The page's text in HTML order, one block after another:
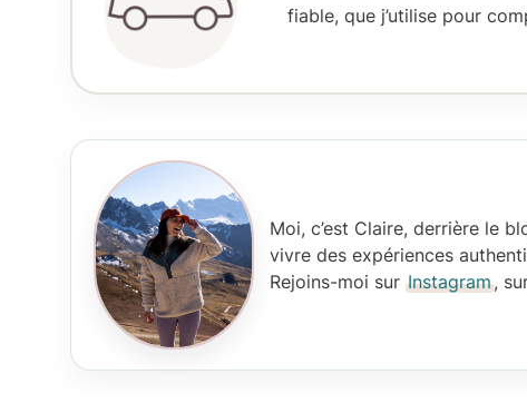
fiable, que j’utilise pour
Moi, c’est Claire, derrière le
vivre des expériences
Rejoins-moi sur Instagram,